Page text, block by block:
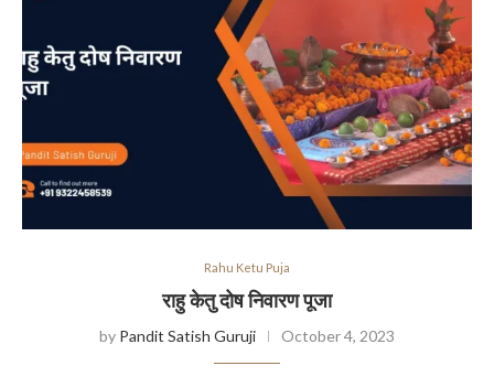
Rahu Ketu Puja
राहु केतु दोष निवारण पूजा
by Pandit Satish Guruji October 4, 2023